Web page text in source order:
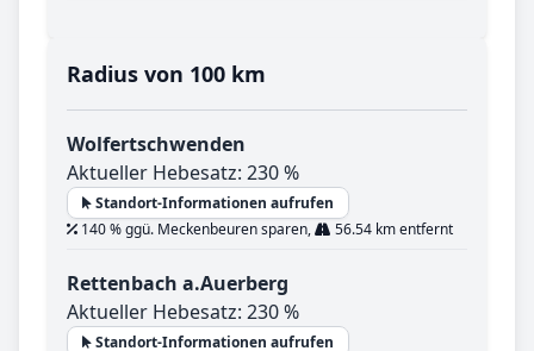
Radius von 100 km
Wolfertschwenden
Aktueller Hebesatz: 230 %
Standort-Informationen aufrufen
140 % ggü. Meckenbeuren sparen,
56.54 km entfernt
Rettenbach a.Auerberg
Aktueller Hebesatz: 230 %
Standort-Informationen aufrufen